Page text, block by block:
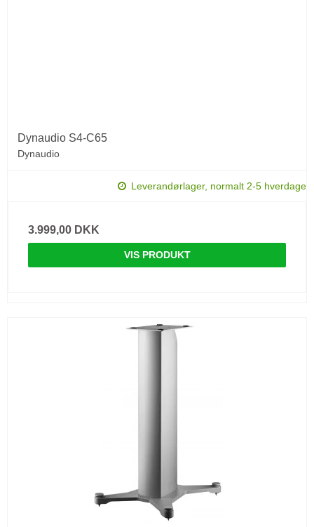
Dynaudio S4-C65
Dynaudio
Leverandørlager, normalt 2-5 hverdage
3.999,00 DKK
VIS PRODUKT